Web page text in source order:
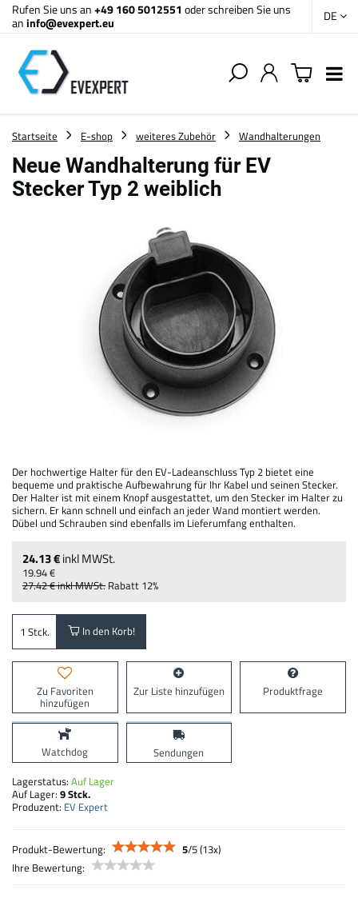
Rufen Sie uns an+49 160 5012551 oder schreiben Sie uns
aninfo@evexpert.eu DE
Startseite E-shop weiteres Zubehör Wandhalterungen
Neue Wandhalterung für EV
Stecker Typ 2 weiblich
Der hochwertige Halter für den EV-Ladeanschluss Typ 2 bietet eine
bequeme und praktische Aufbewahrung für Ihr Kabel und seinen Stecker.
Der Halter ist mit einem Knopf ausgestattet, um den Stecker im Halter zu
sichern. Er kann schnell und einfach an jeder Wand montiert werden.
Dübel und Schrauben sind ebenfalls im Lieferumfang enthalten.
24.13 €inkl MWSt.
19.94 €
27.42 €inkl MWSt. Rabatt 12%
Stck. In den Korb!
Zu Favoriten
hinzufügen
Zur Liste hinzufügen Produktfrage
Watchdog
Sendungen
Lagerstatus: Auf Lager
Auf Lager: 9Stck.
Produzent: EV Expert
Produkt-Bewertung: 5/5(13x)
Ihre Bewertung: